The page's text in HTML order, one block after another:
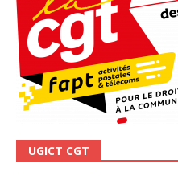
UGICT CGT